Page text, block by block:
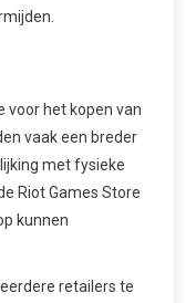
voor het kopen van
vaak een breder
met fysieke
Riot Games Store
kunnen
retailers te